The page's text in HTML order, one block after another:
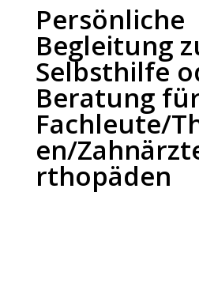
Persönliche
Begleitung
Selbsthilfe
Beratung
Fachleute/
en/
rthopäden